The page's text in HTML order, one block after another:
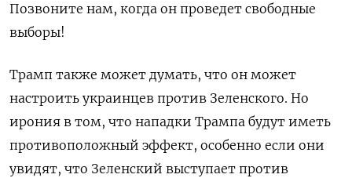
Позвоните нам, когда он проведет свободные
выборы!
Трамп также может думать, что он может
настроить украинцев против Зеленского. Но
ирония в том, что нападки Трампа будут иметь
противоположный эффект, особенно если они
увидят, что Зеленский выступает против